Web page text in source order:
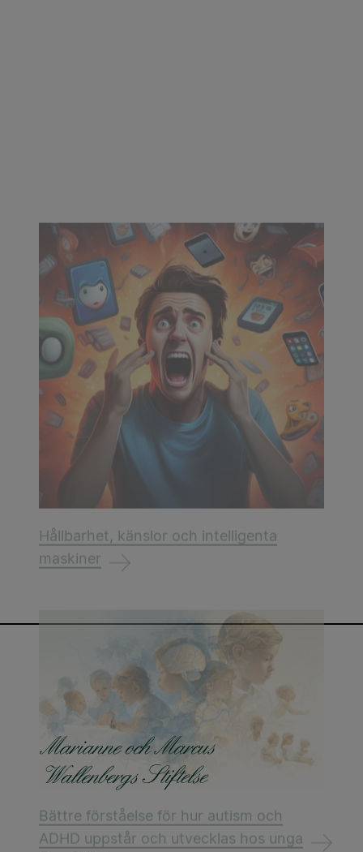
Hållbarhet, känslor och intelligenta
maskiner
Bättre förståelse för hur autism och
ADHD uppstår och utvecklas hos unga